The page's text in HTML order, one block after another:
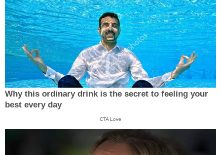
Why this ordinary drink is the secret to feeling your
best every day
CTA Love